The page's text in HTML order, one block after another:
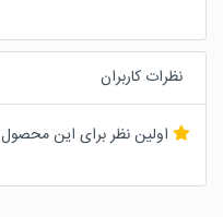
نظرات کاربران
اولین نظر برای این محصول